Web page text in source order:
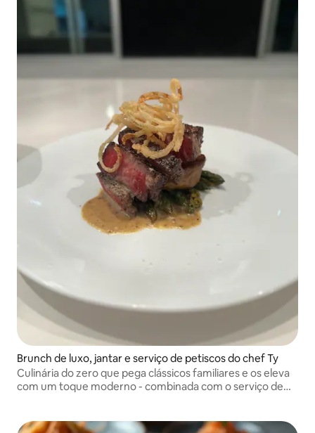
Brunch de luxo, jantar e serviço de petiscos do chef Ty
Culinária do zero que pega clássicos familiares e os eleva
com um toque moderno - combinada com o serviço de